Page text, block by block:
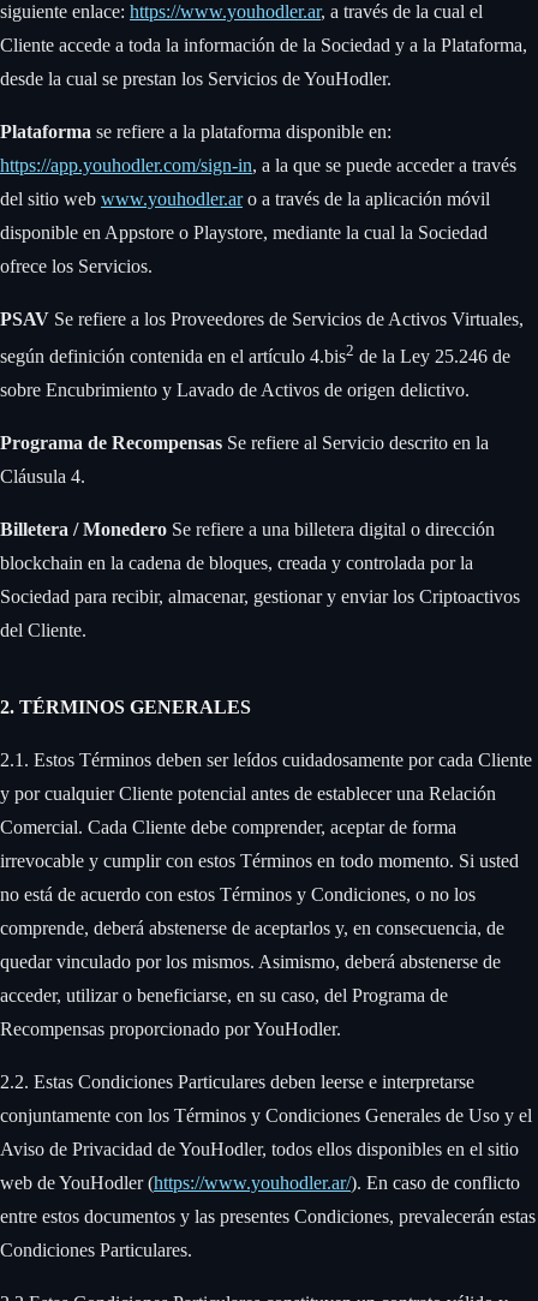
siguiente enlace: https://www.youhodler.ar, a través de la cual el
Cliente accede a toda la información de la Sociedad y a la Plataforma,
desde la cual se prestan los Servicios de YouHodler. ‍
Plataforma se refiere a la plataforma disponible en:
https://app.youhodler.com/sign-in, a la que se puede acceder a través
del sitio web www.youhodler.aro a través de la aplicación móvil
disponible en Appstore o Playstore, mediante la cual la Sociedad
ofrece los Servicios. ‍
PSAV Se refiere a los Proveedores de Servicios de Activos Virtuales,
según definición contenida en el artículo 4.bis2 de la Ley 25.246 de
sobre Encubrimiento y Lavado de Activos de origen delictivo. ‍
Programa de Recompensas Se refiere al Servicio descrito en la
Cláusula 4. ‍
Billetera / Monedero Se refiere a una billetera digital o dirección
blockchain en la cadena de bloques, creada y controlada por la
Sociedad para recibir, almacenar, gestionar y enviar los Criptoactivos
del Cliente.
2. TÉRMINOS GENERALES
2.1. Estos Términos deben ser leídos cuidadosamente por cada Cliente
y por cualquier Cliente potencial antes de establecer una Relación
Comercial. Cada Cliente debe comprender, aceptar de forma
irrevocable y cumplir con estos Términos en todo momento. Si usted
no está de acuerdo con estos Términos y Condiciones, o no los
comprende, deberá abstenerse de aceptarlos y, en consecuencia, de
quedar vinculado por los mismos. Asimismo, deberá abstenerse de
acceder, utilizar o beneficiarse, en su caso, del Programa de
Recompensas proporcionado por YouHodler. ‍
2.2. Estas Condiciones Particulares deben leerse e interpretarse
conjuntamente con los Términos y Condiciones Generales de Uso y el
Aviso de Privacidad de YouHodler, todos ellos disponibles en el sitio
web de YouHodler (https://www.youhodler.ar/). En caso de conflicto
entre estos documentos y las presentes Condiciones, prevalecerán estas
Condiciones Particulares. ‍